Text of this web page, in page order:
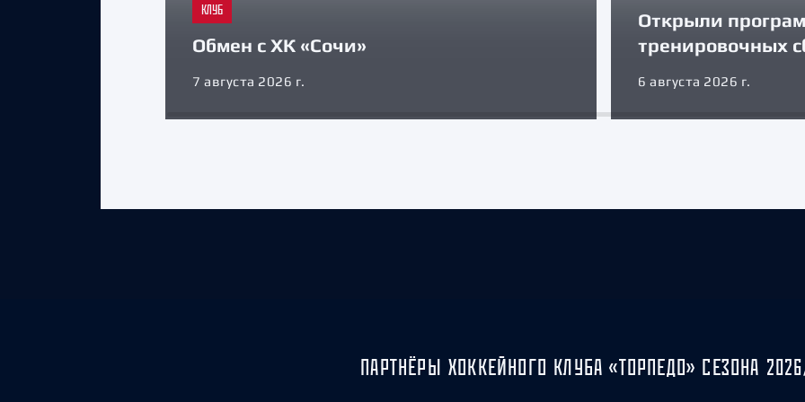
КЛУБ
Обмен с ХК «Сочи»
7 августа 2026 г.
Открыли
тренировочных
6 августа 2026 г.
ПАРТНЁРЫ ХОККЕЙНОГО КЛУБА «ТОРПЕДО» СЕЗОНА